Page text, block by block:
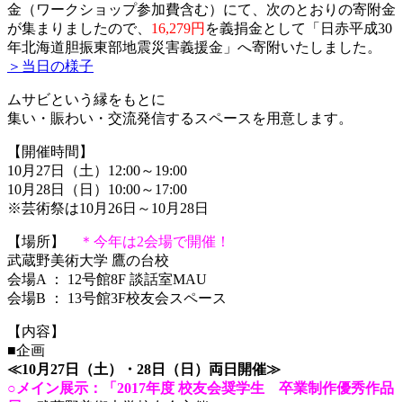
金（ワークショップ参加費含む）にて、次のとおりの寄附金
が集まりましたので、 16,279円 を義捐金として「日赤平成30
年北海道胆振東部地震災害義援金」へ寄附いたしました。
＞当日の様子
ムサビという縁をもとに
集い・賑わい・交流発信するスペースを用意します。
【開催時間】
10月27日（土）12:00～19:00
10月28日（日）10:00～17:00
※芸術祭は10月26日～10月28日
【場所】
＊今年は2会場で開催！
武蔵野美術大学 鷹の台校
会場A ： 12号館8F 談話室MAU
会場B ： 13号館3F校友会スペース
【内容】
■企画
≪10月27日（土）・28日（日）両日開催≫
○ メイン展示：「2017年度 校友会奨学生 卒業制作優秀作品